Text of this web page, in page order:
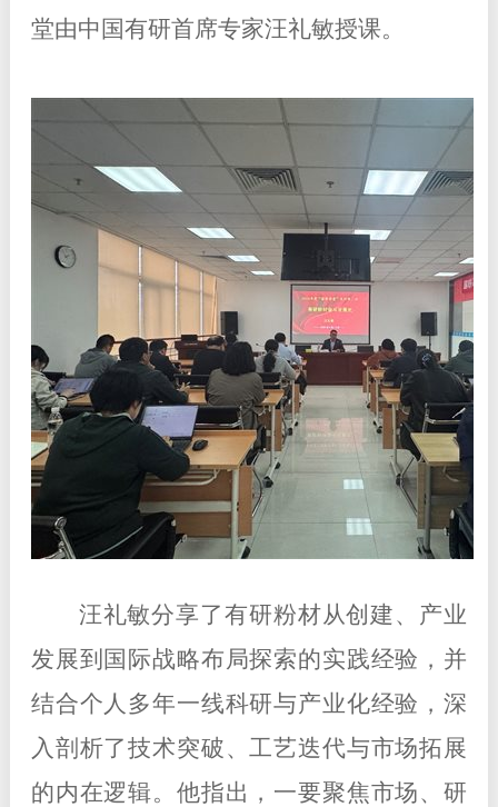
堂由中国有研首席专家汪礼敏授课。
汪礼敏分享了有研粉材从创建、产业
发展到国际战略布局探索的实践经验，并
结合个人多年一线科研与产业化经验，深
入剖析了技术突破、工艺迭代与市场拓展
的内在逻辑。他指出，一要聚焦市场、研